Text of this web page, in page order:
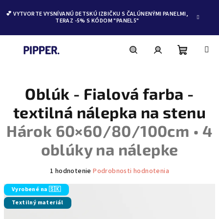
💕 VYTVORTE VYSNÍVANÚ DETSKÚ IZBIČKU S ČALÚNENÝMI PANELMI,
TERAZ -5% S KÓDOM "PANEL5"
košík
Oblúk - Fialová farba -
textilná nálepka na stenu
Hárok 60×60/80/100cm • 4
oblúky na nálepke
produktu
je
5,0
1 hodnotenie Podrobnosti hodnotenia
Vyrobené na 🇸🇰
Textilný materiál